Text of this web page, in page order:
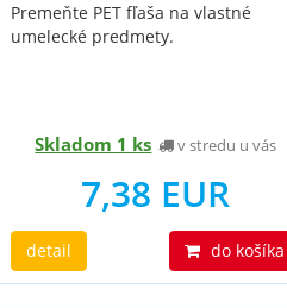
Premeňte PET fľaša na vlastné
umelecké predmety.
Skladom 1 ks v stredu u vás
7,38 EUR
detail do košíka